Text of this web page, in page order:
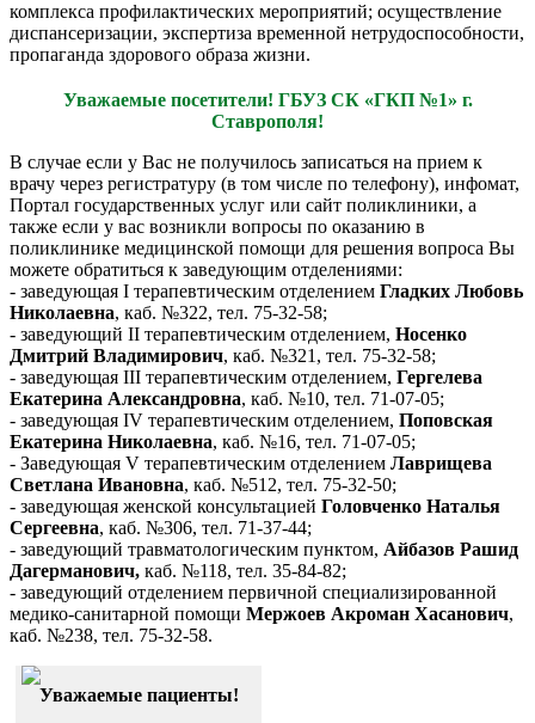
комплекса профилактических мероприятий; осуществление
диспансеризации, экспертиза временной нетрудоспособности,
пропаганда здорового образа жизни.
Уважаемые посетители! ГБУЗ СК «ГКП №1» г.
Ставрополя!
В случае если у Вас не получилось записаться на прием к
врачу через регистратуру (в том числе по телефону), инфомат,
Портал государственных услуг или сайт поликлиники, а
также если у вас возникли вопросы по оказанию в
поликлинике медицинской помощи для решения вопроса Вы
можете обратиться к заведующим отделениями:
- заведующая I терапевтическим отделением Гладких Любовь
Николаевна, каб. №322, тел. 75-32-58;
- заведующий II терапевтическим отделением, Носенко
Дмитрий Владимирович, каб. №321, тел. 75-32-58;
- заведующая III терапевтическим отделением, Гергелева
Екатерина Александровна, каб. №10, тел. 71-07-05;
- заведующая IV терапевтическим отделением, Поповская
Екатерина Николаевна, каб. №16, тел. 71-07-05;
- Заведующая V терапевтическим отделением Лаврищева
Светлана Ивановна, каб. №512, тел. 75-32-50;
- заведующая женской консультацией Головченко Наталья
Сергеевна, каб. №306, тел. 71-37-44;
- заведующий травматологическим пунктом, Айбазов Рашид
Дагерманович, каб. №118, тел. 35-84-82;
- заведующий отделением первичной специализированной
медико-санитарной помощи Мержоев Акроман Хасанович,
каб. №238, тел. 75-32-58.
Уважаемые пациенты!